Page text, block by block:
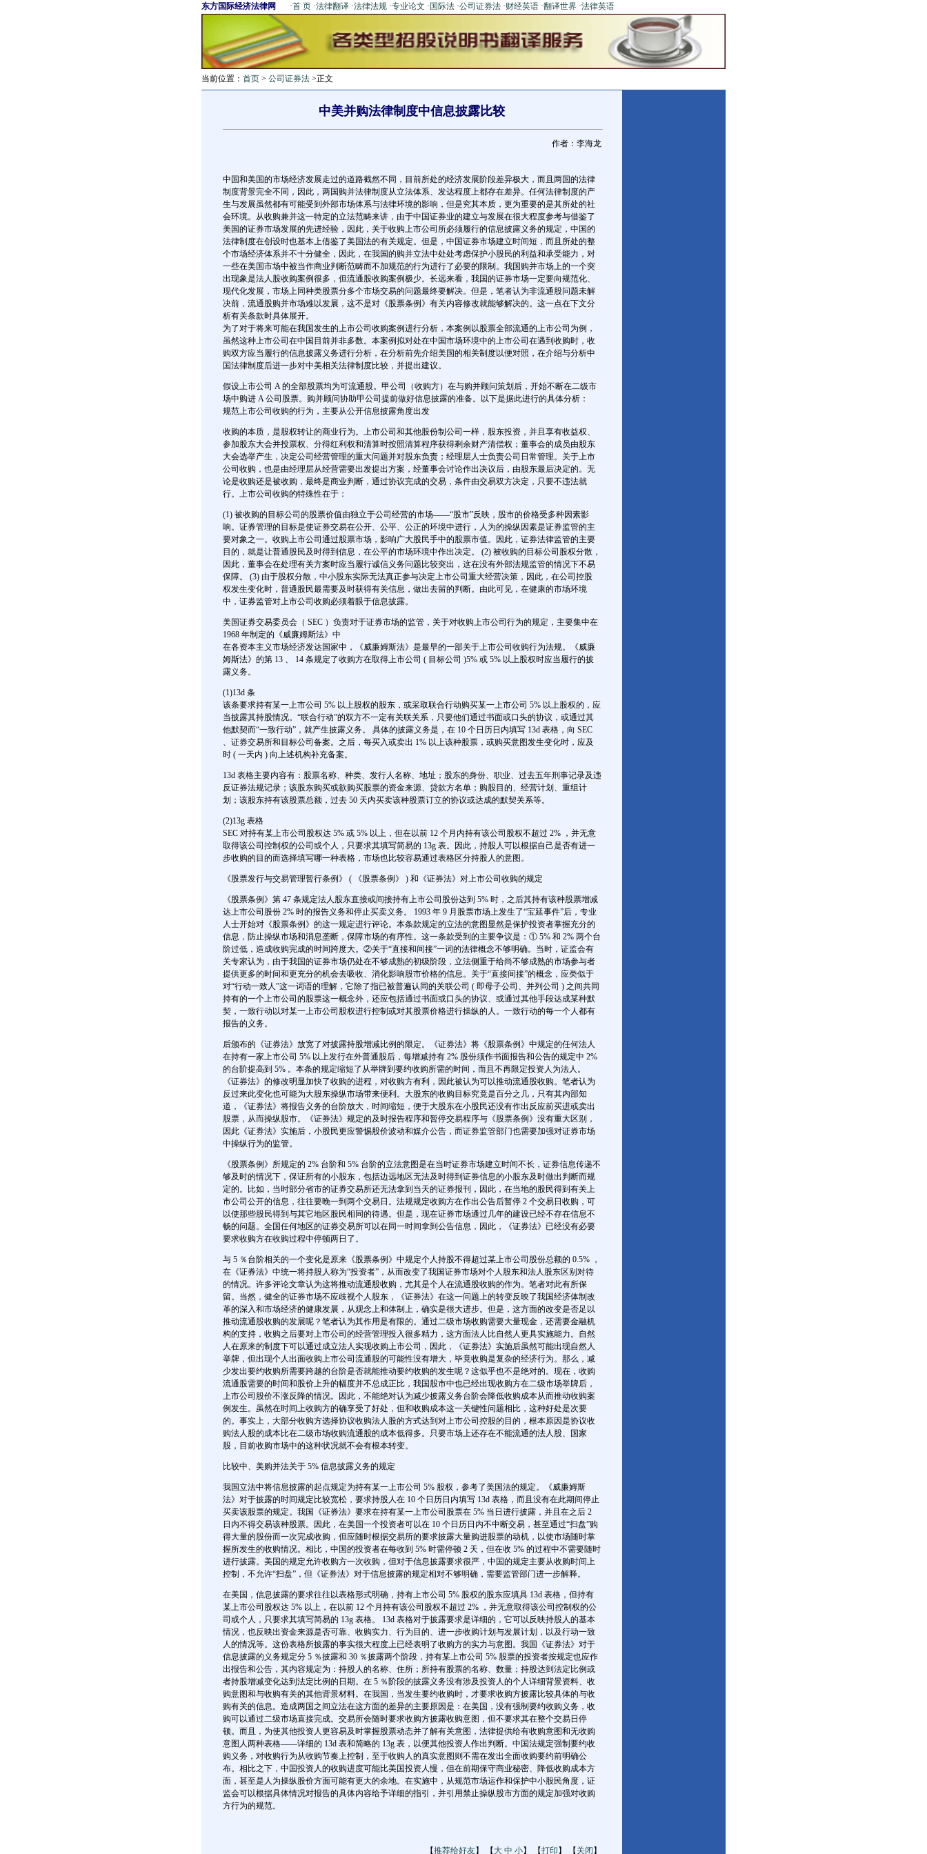
东方国际经济法律网 ·首 页 ·法律翻译 ·法律法规 ·专业论文 · 国际法 ·公司证券法 ·财经英语 ·翻译世界 ·法律英语
当前位置： 首页 > 公司证券法 >正文
中美并购法律制度中信息披露比较
作者：李海龙
中国和美国的市场经济发展走过的道路截然不同，目前所处的经济发展阶段差异极大，而且两国的法律
制度背景完全不同，因此，两国购并法律制度从立法体系、发达程度上都存在差异。任何法律制度的产
生与发展虽然都有可能受到外部市场体系与法律环境的影响，但是究其本质，更为重要的是其所处的社
会环境。从收购兼并这一特定的立法范畴来讲，由于中国证券业的建立与发展在很大程度参考与借鉴了
美国的证券市场发展的先进经验，因此，关于收购上市公司所必须履行的信息披露义务的规定，中国的
法律制度在创设时也基本上借鉴了美国法的有关规定。但是，中国证券市场建立时间短，而且所处的整
个市场经济体系并不十分健全，因此，在我国的购并立法中处处考虑保护小股民的利益和承受能力，对
一些在美国市场中被当作商业判断范畴而不加规范的行为进行了必要的限制。我国购并市场上的一个突
出现象是法人股收购案例很多，但流通股收购案例极少。长远来看，我国的证券市场一定要向规范化、
现代化发展，市场上同种类股票分多个市场交易的问题最终要解决。但是，笔者认为非流通股问题未解
决前，流通股购并市场难以发展，这不是对《股票条例》有关内容修改就能够解决的。这一点在下文分
析有关条款时具体展开。
为了对于将来可能在我国发生的上市公司收购案例进行分析，本案例以股票全部流通的上市公司为例，
虽然这种上市公司在中国目前并非多数。本案例拟对处在中国市场环境中的上市公司在遇到收购时，收
购双方应当履行的信息披露义务进行分析，在分析前先介绍美国的相关制度以便对照，在介绍与分析中
国法律制度后进一步对中美相关法律制度比较，并提出建议。
假设上市公司 A 的全部股票均为可流通股。甲公司（收购方）在与购并顾问策划后，开始不断在二级市
场中购进 A 公司股票。购并顾问协助甲公司提前做好信息披露的准备。以下是据此进行的具体分析：
规范上市公司收购的行为，主要从公开信息披露角度出发
收购的本质，是股权转让的商业行为。上市公司和其他股份制公司一样，股东投资，并且享有收益权、
参加股东大会并投票权、分得红利权和清算时按照清算程序获得剩余财产清偿权；董事会的成员由股东
大会选举产生，决定公司经营管理的重大问题并对股东负责；经理层人士负责公司日常管理。关于上市
公司收购，也是由经理层从经营需要出发提出方案，经董事会讨论作出决议后，由股东最后决定的。无
论是收购还是被收购，最终是商业判断，通过协议完成的交易，条件由交易双方决定，只要不违法就
行。上市公司收购的特殊性在于：
(1) 被收购的目标公司的股票价值由独立于公司经营的市场——“股市”反映，股市的价格受多种因素影
响。证券管理的目标是使证券交易在公开、公平、公正的环境中进行，人为的操纵因素是证券监管的主
要对象之一。收购上市公司通过股票市场，影响广大股民手中的股票市值。因此，证券法律监管的主要
目的，就是让普通股民及时得到信息，在公平的市场环境中作出决定。 (2) 被收购的目标公司股权分散，
因此，董事会在处理有关方案时应当履行诚信义务问题比较突出，这在没有外部法规监管的情况下不易
保障。 (3) 由于股权分散，中小股东实际无法真正参与决定上市公司重大经营决策，因此，在公司控股
权发生变化时，普通股民最需要及时获得有关信息，做出去留的判断。由此可见，在健康的市场环境
中，证券监管对上市公司收购必须着眼于信息披露。
美国证券交易委员会（ SEC ）负责对于证券市场的监管，关于对收购上市公司行为的规定，主要集中在
1968 年制定的《威廉姆斯法》中
在各资本主义市场经济发达国家中，《威廉姆斯法》是最早的一部关于上市公司收购行为法规。《威廉
姆斯法》的第 13 、 14 条规定了收购方在取得上市公司 ( 目标公司 )5% 或 5% 以上股权时应当履行的披
露义务。
(1)13d 条
该条要求持有某一上市公司 5% 以上股权的股东，或采取联合行动购买某一上市公司 5% 以上股权的，应
当披露其持股情况。“联合行动”的双方不一定有关联关系，只要他们通过书面或口头的协议，或通过其
他默契而“一致行动”，就产生披露义务。 具体的披露义务是，在 10 个日历日内填写 13d 表格，向 SEC
、证券交易所和目标公司备案。之后，每买入或卖出 1% 以上该种股票，或购买意图发生变化时，应及
时 ( 一天内 ) 向上述机构补充备案。
13d 表格主要内容有：股票名称、种类、发行人名称、地址；股东的身份、职业、过去五年刑事记录及违
反证券法规记录；该股东购买或欲购买股票的资金来源、贷款方名单；购股目的、经营计划、重组计
划；该股东持有该股票总额，过去 50 天内买卖该种股票订立的协议或达成的默契关系等。
(2)13g 表格
SEC 对持有某上市公司股权达 5% 或 5% 以上，但在以前 12 个月内持有该公司股权不超过 2% ，并无意
取得该公司控制权的公司或个人，只要求其填写简易的 13g 表。因此，持股人可以根据自己是否有进一
步收购的目的而选择填写哪一种表格，市场也比较容易通过表格区分持股人的意图。
《股票发行与交易管理暂行条例》 ( 《股票条例》 ) 和《证券法》对上市公司收购的规定
《股票条例》第 47 条规定法人股东直接或间接持有上市公司股份达到 5% 时，之后其持有该种股票增减
达上市公司股份 2% 时的报告义务和停止买卖义务。 1993 年 9 月股票市场上发生了“宝延事件”后，专业
人士开始对《股票条例》的这一规定进行评论。本条款规定的立法的意图显然是保护投资者掌握充分的
信息，防止操纵市场和消息垄断，保障市场的有序性。这一条款受到的主要争议是：① 5% 和 2% 两个台
阶过低，造成收购完成的时间跨度大。②关于“直接和间接”一词的法律概念不够明确。当时，证监会有
关专家认为，由于我国的证券市场仍处在不够成熟的初级阶段，立法侧重于给尚不够成熟的市场参与者
提供更多的时间和更充分的机会去吸收、消化影响股市价格的信息。关于“直接间接”的概念，应类似于
对“行动一致人”这一词语的理解，它除了指已被普遍认同的关联公司 ( 即母子公司、并列公司 ) 之间共同
持有的一个上市公司的股票这一概念外，还应包括通过书面或口头的协议、或通过其他手段达成某种默
契，一致行动以对某一上市公司股权进行控制或对其股票价格进行操纵的人。一致行动的每一个人都有
报告的义务。
后颁布的《证券法》放宽了对披露持股增减比例的限定。《证券法》将《股票条例》中规定的任何法人
在持有一家上市公司 5% 以上发行在外普通股后，每增减持有 2% 股份须作书面报告和公告的规定中 2%
的台阶提高到 5% 。本条的规定缩短了从举牌到要约收购所需的时间，而且不再限定投资人为法人。
《证券法》的修改明显加快了收购的进程，对收购方有利，因此被认为可以推动流通股收购。笔者认为
反过来此变化也可能为大股东操纵市场带来便利。大股东的收购目标究竟是百分之几，只有其内部知
道，《证券法》将报告义务的台阶放大，时间缩短，便于大股东在小股民还没有作出反应前买进或卖出
股票，从而操纵股市。《证券法》规定的及时报告程序和暂停交易程序与《股票条例》没有重大区别，
因此《证券法》实施后，小股民更应警惕股价波动和媒介公告，而证券监管部门也需要加强对证券市场
中操纵行为的监管。
《股票条例》所规定的 2% 台阶和 5% 台阶的立法意图是在当时证券市场建立时间不长，证券信息传递不
够及时的情况下，保证所有的小股东，包括边远地区无法及时得到证券信息的小股东及时做出判断而规
定的。比如，当时部分省市的证券交易所还无法拿到当天的证券报刊，因此，在当地的股民得到有关上
市公司公开的信息，往往要晚一到两个交易日。法规规定收购方在作出公告后暂停 2 个交易日收购，可
以使那些股民得到与其它地区股民相同的待遇。但是，现在证券市场通过几年的建设已经不存在信息不
畅的问题。全国任何地区的证券交易所可以在同一时间拿到公告信息，因此，《证券法》已经没有必要
要求收购方在收购过程中停顿两日了。
与 5 ％台阶相关的一个变化是原来《股票条例》中规定个人持股不得超过某上市公司股份总额的 0.5% ，
在《证券法》中统一将持股人称为“投资者”，从而改变了我国证券市场对个人股东和法人股东区别对待
的情况。许多评论文章认为这将推动流通股收购，尤其是个人在流通股收购的作为。笔者对此有所保
留。当然，健全的证券市场不应歧视个人股东，《证券法》在这一问题上的转变反映了我国经济体制改
革的深入和市场经济的健康发展，从观念上和体制上，确实是很大进步。但是，这方面的改变是否足以
推动流通股收购的发展呢？笔者认为其作用是有限的。通过二级市场收购需要大量现金，还需要金融机
构的支持，收购之后要对上市公司的经营管理投入很多精力，这方面法人比自然人更具实施能力。自然
人在原来的制度下可以通过成立法人实现收购上市公司，因此，《证券法》实施后虽然可能出现自然人
举牌，但出现个人出面收购上市公司流通股的可能性没有增大，毕竟收购是复杂的经济行为。那么，减
少发出要约收购所需要跨越的台阶是否就能推动要约收购的发生呢？这似乎也不是绝对的。现在，收购
流通股需要的时间和股价上升的幅度并不总成正比，我国股市中也已经出现收购方在二级市场举牌后，
上市公司股价不涨反降的情况。因此，不能绝对认为减少披露义务台阶会降低收购成本从而推动收购案
例发生。虽然在时间上收购方的确享受了好处，但和收购成本这一关键性问题相比，这种好处是次要
的。事实上，大部分收购方选择协议收购法人股的方式达到对上市公司控股的目的，根本原因是协议收
购法人股的成本比在二级市场收购流通股的成本低得多。只要市场上还存在不能流通的法人股、国家
股，目前收购市场中的这种状况就不会有根本转变。
比较中、美购并法关于 5% 信息披露义务的规定
我国立法中将信息披露的起点规定为持有某一上市公司 5% 股权，参考了美国法的规定。《威廉姆斯
法》对于披露的时间规定比较宽松，要求持股人在 10 个日历日内填写 13d 表格，而且没有在此期间停止
买卖该股票的规定。我国《证券法》要求在持有某一上市公司股票在 5% 当日进行披露，并且在之后 2
日内不得交易该种股票。因此，在美国一个投资者可以在 10 个日历日内不中断交易，甚至通过“扫盘”购
得大量的股份而一次完成收购，但应随时根据交易所的要求披露大量购进股票的动机，以使市场随时掌
握所发生的收购情况。相比，中国的投资者在每收到 5% 时需停顿 2 天，但在收 5% 的过程中不需要随时
进行披露。美国的规定允许收购方一次收购，但对于信息披露要求很严，中国的规定主要从收购时间上
控制，不允许“扫盘”，但《证券法》对于信息披露的规定相对不够明确，需要监管部门进一步解释。
在美国，信息披露的要求往往以表格形式明确，持有上市公司 5% 股权的股东应填具 13d 表格，但持有
某上市公司股权达 5% 以上，在以前 12 个月持有该公司股权不超过 2% ，并无意取得该公司控制权的公
司或个人，只要求其填写简易的 13g 表格。 13d 表格对于披露要求是详细的，它可以反映持股人的基本
情况，也反映出资金来源是否可靠、收购实力、行为目的、进一步收购计划与发展计划，以及行动一致
人的情况等。这份表格所披露的事实很大程度上已经表明了收购方的实力与意图。我国《证券法》对于
信息披露的义务规定分 5 ％披露和 30 ％披露两个阶段，持有某上市公司 5% 股票的投资者按规定也应作
出报告和公告，其内容规定为：持股人的名称、住所；所持有股票的名称、数量；持股达到法定比例或
者持股增减变化达到法定比例的日期。在 5 ％阶段的披露义务没有涉及投资人的个人详细背景资料、收
购意图和与收购有关的其他背景材料。在我国，当发生要约收购时，才要求收购方披露比较具体的与收
购有关的信息。造成两国之间立法在这方面的差异的主要原因是：在美国，没有强制要约收购义务，收
购可以通过二级市场直接完成。交易所会随时要求收购方披露收购意图，但不要求其在整个交易日停
顿。而且，为使其他投资人更容易及时掌握股票动态并了解有关意图，法律提供给有收购意图和无收购
意图人两种表格——详细的 13d 表和简略的 13g 表，以便其他投资人作出判断。中国法规定强制要约收
购义务，对收购行为从收购节奏上控制，至于收购人的真实意图则不需在发出全面收购要约前明确公
布。相比之下，中国投资人的收购进度可能比美国投资人慢，但在前期保守商业秘密、降低收购成本方
面，甚至是人为操纵股价方面可能有更大的余地。在实施中，从规范市场运作和保护中小股民角度，证
监会可以根据具体情况对报告的具体内容给予详细的指引，并引用禁止操纵股市方面的规定加强对收购
方行为的规范。
【推荐给好友】 【 大 中 小】 【打印 】 【 关闭 】